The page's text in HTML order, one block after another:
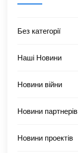
Без категорії
Наші Новини
Новини війни
Новини партнерів
Новини проектів